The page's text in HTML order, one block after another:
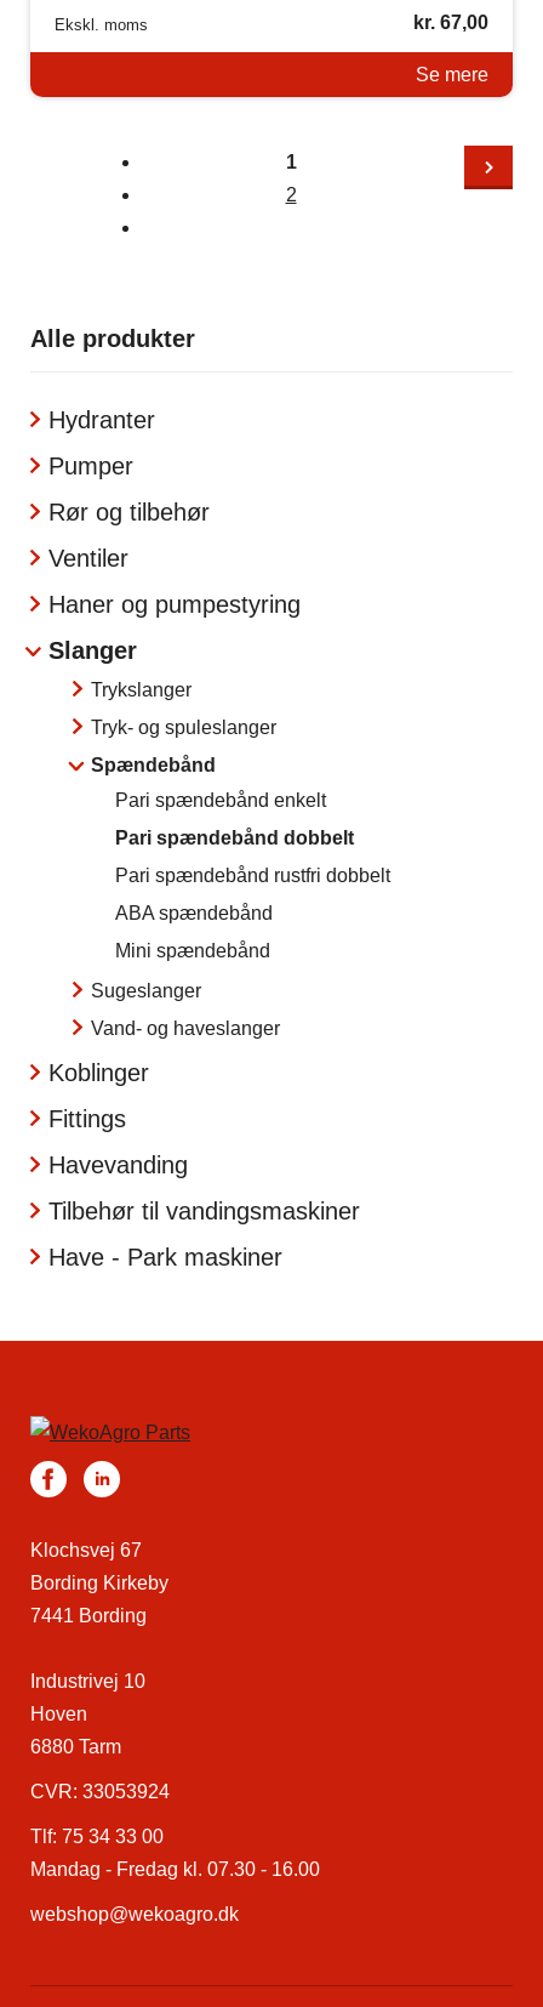
Ekskl. moms kr.67,00
Se mere
1
2
Alle produkter
Hydranter
Pumper
Rør og tilbehør
Ventiler
Haner og pumpestyring
Slanger
Trykslanger
Tryk- og spuleslanger
Spændebånd
Pari spændebånd enkelt
Pari spændebånd dobbelt
Pari spændebånd rustfri dobbelt
ABA spændebånd
Mini spændebånd
Sugeslanger
Vand- og haveslanger
Koblinger
Fittings
Havevanding
Tilbehør til vandingsmaskiner
Have - Park maskiner
Klochsvej 67
Bording Kirkeby
7441 Bording
Industrivej 10
Hoven
6880 Tarm
CVR: 33053924
Tlf: 75 34 33 00
Mandag - Fredag kl. 07.30 - 16.00
webshop@wekoagro.dk